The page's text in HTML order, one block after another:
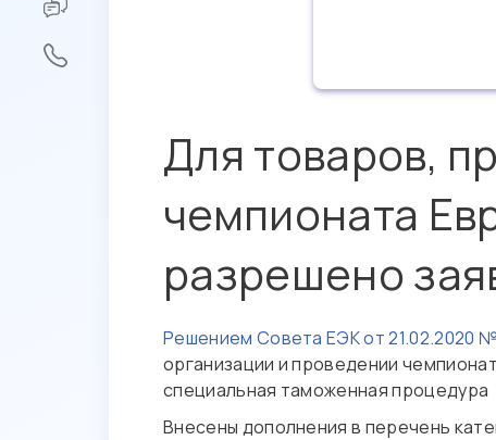
Для товаров,
чемпионата
разрешено
Решением Совета ЕЭК от 21.02.2020
организации и проведении
специальная таможенная процедура
Внесены дополнения в перечень